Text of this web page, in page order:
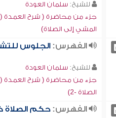
للشيخ: سلمان العودة
جزء من محاضرة ( شرح العمدة
المشي إلى الصلاة)
الفهرس: الجلوس
للشيخ: سلمان العودة
جزء من محاضرة ( شرح العمدة
الصلاة -2)
الفهرس: حكم الصلاة